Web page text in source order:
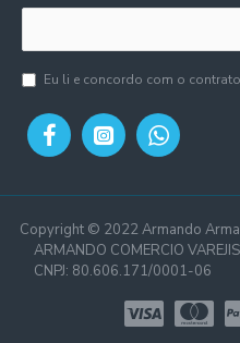
Eu li e concordo com o
Copyright © 2022 Armando
ARMANDO COMERCIO
CNPJ: 80.606.171/0001-06